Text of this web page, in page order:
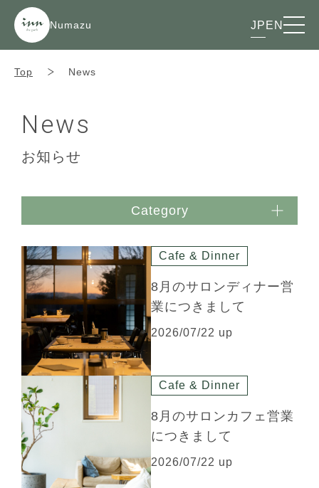
Numazu JP EN
Top News
News
お知らせ
Category
Cafe & Dinner
8月のサロンディナー営
業につきまして
2026/07/22 up
Cafe & Dinner
8月のサロンカフェ営業
につきまして
2026/07/22 up